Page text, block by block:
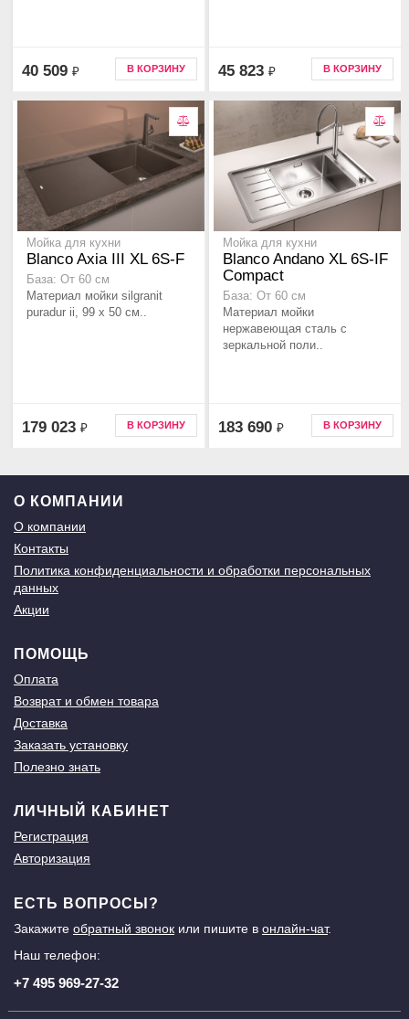
40 509 ₽ В КОРЗИНУ 45 823 ₽ В КОРЗИНУ
Мойка для кухни
Blanco Axia III XL 6S-F
База: От 60 см
Материал мойки silgranit
puradur ii, 99 x 50 см..
179 023 ₽ В КОРЗИНУ
Мойка для кухни
Blanco Andano XL 6S-IF
Compact
База: От 60 см
Материал мойки
нержавеющая сталь с
зеркальной поли..
183 690 ₽ В КОРЗИНУ
О КОМПАНИИ
О компании
Контакты
Политика конфиденциальности и обработки персональных
данных
Акции
ПОМОЩЬ
Оплата
Возврат и обмен товара
Доставка
Заказать установку
Полезно знать
ЛИЧНЫЙ КАБИНЕТ
Регистрация
Авторизация
ЕСТЬ ВОПРОСЫ?
Закажите обратный звонок или пишите в онлайн-чат.
Наш телефон:
+7 495 969-27-32